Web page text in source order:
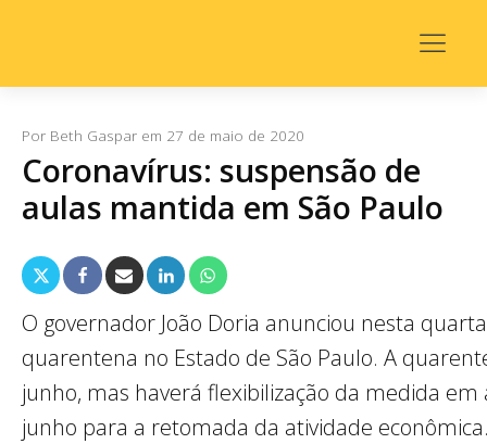
Por Beth Gaspar em 27 de maio de 2020
Coronavírus: suspensão de
aulas mantida em São Paulo
O governador João Doria anunciou nesta
quarentena no Estado de São Paulo. A
junho, mas haverá flexibilização da medida
junho para a retomada da atividade